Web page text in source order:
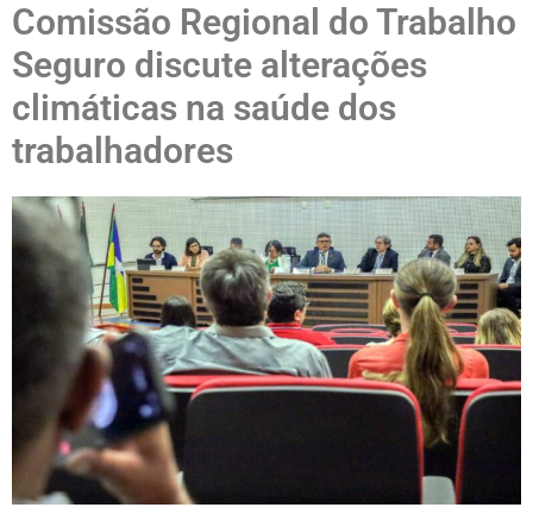
Comissão Regional do Trabalho
Seguro discute alterações
climáticas na saúde dos
trabalhadores